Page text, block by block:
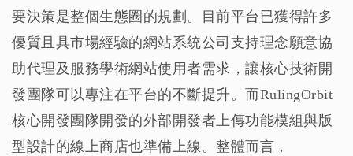
要決策是整個生態圈的規劃。目前平台已獲得許多
優質且具市場經驗的網站系統公司支持理念願意協
助代理及服務學術網站使用者需求，讓核心技術開
發團隊可以專注在平台的不斷提升。而RulingOrbit
核心開發團隊開發的外部開發者上傳功能模組與版
型設計的線上商店也準備上線。整體而言，